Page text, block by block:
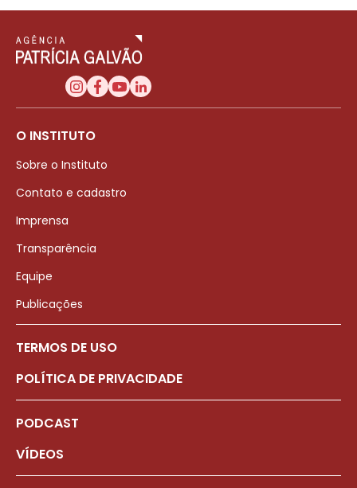
O INSTITUTO
Sobre o Instituto
Contato e cadastro
Imprensa
Transparência
Equipe
Publicações
TERMOS DE USO
POLÍTICA DE PRIVACIDADE
PODCAST
VÍDEOS